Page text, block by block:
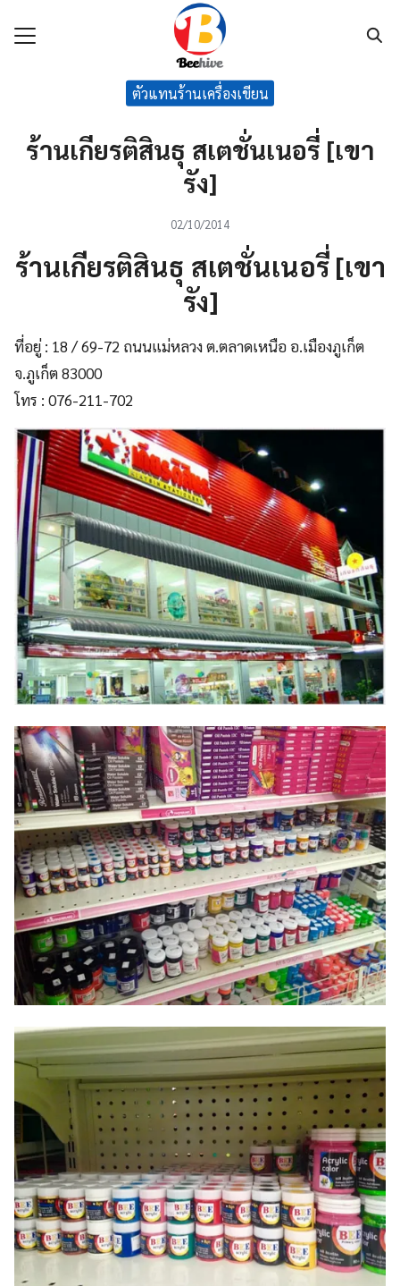
เรา
ตัวแทนร้านเครื่องเขียน
ร้านเกียรติสินธุ สเตชั่นเนอรี่ [เขา
รัง]
02/10/2014
ร้านเกียรติสินธุ สเตชั่นเนอรี่ [เขา
รัง]
ที่อยู่ : 18 / 69-72 ถนนแม่หลวง ต.ตลาดเหนือ อ.เมืองภูเก็ต
จ.ภูเก็ต 83000
โทร : 076-211-702